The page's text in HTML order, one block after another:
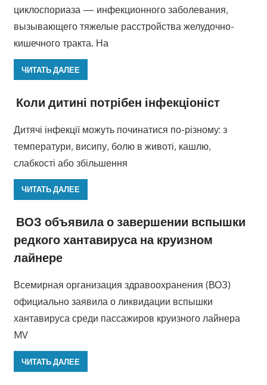
циклоспориаза — инфекционного заболевания,
вызывающего тяжелые расстройства желудочно-
кишечного тракта. На
ЧИТАТЬ ДАЛЕЕ
Коли дитині потрібен інфекціоніст
Дитячі інфекції можуть починатися по-різному: з
температури, висипу, болю в животі, кашлю,
слабкості або збільшення
ЧИТАТЬ ДАЛЕЕ
ВОЗ объявила о завершении вспышки
редкого хантавируса на круизном
лайнере
Всемирная организация здравоохранения (ВОЗ)
официально заявила о ликвидации вспышки
хантавируса среди пассажиров круизного лайнера
MV
ЧИТАТЬ ДАЛЕЕ